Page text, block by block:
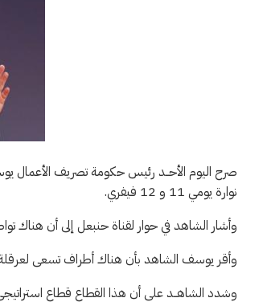
صرح اليوم الأحــد رئيس حكومة تصريف الأعمال
نوارة يومي 11 و 12 فيفري.
وأشار الشاهد في حوار لقناة حنبعل إلى أن هناك
وأقر يوسف الشاهد بأن هناك أطراف تسعى لعرقلة
وشدد الشاهــد على أن هذا القطاع قطاع